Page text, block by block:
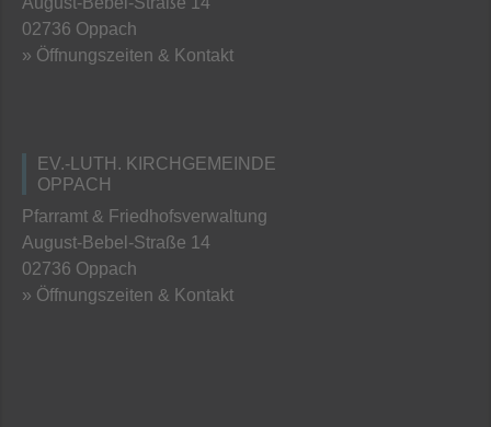
02736 Oppach
» Öffnungszeiten & Kontakt
EV.-LUTH. KIRCHGEMEINDE
OPPACH
Pfarramt & Friedhofsverwaltung
August-Bebel-Straße 14
02736 Oppach
» Öffnungszeiten & Kontakt